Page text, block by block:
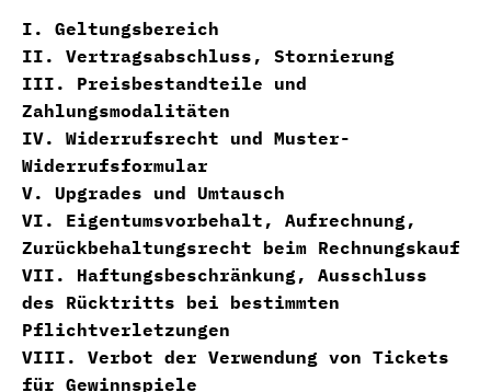
I. Geltungsbereich
II. Vertragsabschluss, Stornierung
III. Preisbestandteile und
Zahlungsmodalitäten
IV. Widerrufsrecht und Muster-
Widerrufsformular
V. Upgrades und Umtausch
VI. Eigentumsvorbehalt, Aufrechnung,
Zurückbehaltungsrecht beim Rechnungskauf
VII. Haftungsbeschränkung, Ausschluss
des Rücktritts bei bestimmten
Pflichtverletzungen
VIII. Verbot der Verwendung von Tickets
für Gewinnspiele